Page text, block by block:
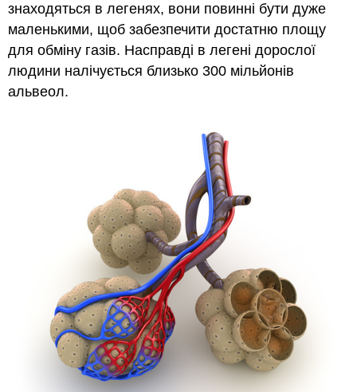
знаходяться в легенях, вони повинні бути дуже
маленькими, щоб забезпечити достатню площу
для обміну газів. Насправді в легені дорослої
людини налічується близько 300 мільйонів
альвеол.